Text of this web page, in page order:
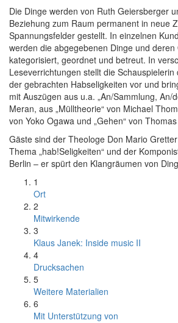
Die Dinge werden von Ruth Geiersberger
Beziehung zum Raum permanent in neue
Spannungsfelder gestellt. In einzelnen
werden die abgegebenen Dinge und
kategorisiert, geordnet und betreut. In
Leseverrichtungen stellt die
der gebrachten Habseligkeiten vor und
mit Auszügen aus u.a. „An/Sammlung, An/
Meran, aus „Mülltheorie“ von Michael
von Yoko Ogawa und „Gehen“ von
Gäste sind der Theologe Don Mario
Thema „hab!Seligkeiten“ und der
Berlin – er spürt den Klangräumen von
1
Ort
2
Mitwirkende
3
Klaus Janek: Inside music II
4
Drucksachen
5
Weitere Materialien
6
Mit Unterstützung von